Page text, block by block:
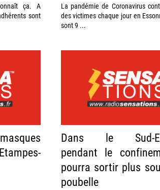
ça. A
sont
La pandémie de Coronavirus
des victimes chaque jour en
sont 9 ...
Dans le Sud-
pendant le
pourra sortir plus
poubelle